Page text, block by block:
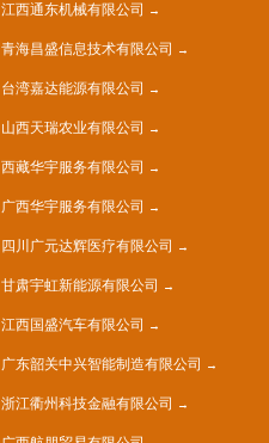
江西通东机械有限公司
青海昌盛信息技术有限公司
台湾嘉达能源有限公司
山西天瑞农业有限公司
西藏华宇服务有限公司
广西华宇服务有限公司
四川广元达辉医疗有限公司
甘肃宇虹新能源有限公司
江西国盛汽车有限公司
广东韶关中兴智能制造有限公司
浙江衢州科技金融有限公司